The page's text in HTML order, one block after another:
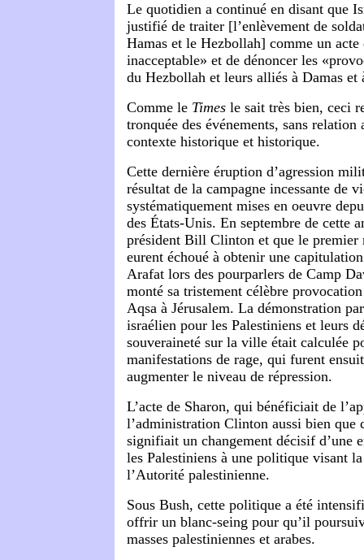
Le quotidien a continué en disant que
justifié de traiter [l’enlèvement de
Hamas et le Hezbollah] comme un acte
inacceptable» et de dénoncer les
du Hezbollah et leurs alliés à Damas et
Comme le Times le sait très bien, ceci
tronquée des événements, sans
contexte historique et historique.
Cette dernière éruption d’agression
résultat de la campagne incessante de
systématiquement mises en oeuvre
des États-Unis. En septembre de cette
président Bill Clinton et que le premier
eurent échoué à obtenir une
Arafat lors des pourparlers de Camp
monté sa tristement célèbre
Aqsa à Jérusalem. La démonstration
israélien pour les Palestiniens et leurs
souveraineté sur la ville était calculée
manifestations de rage, qui furent
augmenter le niveau de répression.
L’acte de Sharon, qui bénéficiait de
l’administration Clinton aussi bien que
signifiait un changement décisif d’une
les Palestiniens à une politique visant
l’Autorité palestinienne.
Sous Bush, cette politique a été
offrir un blanc-seing pour qu’il
masses palestiniennes et arabes.